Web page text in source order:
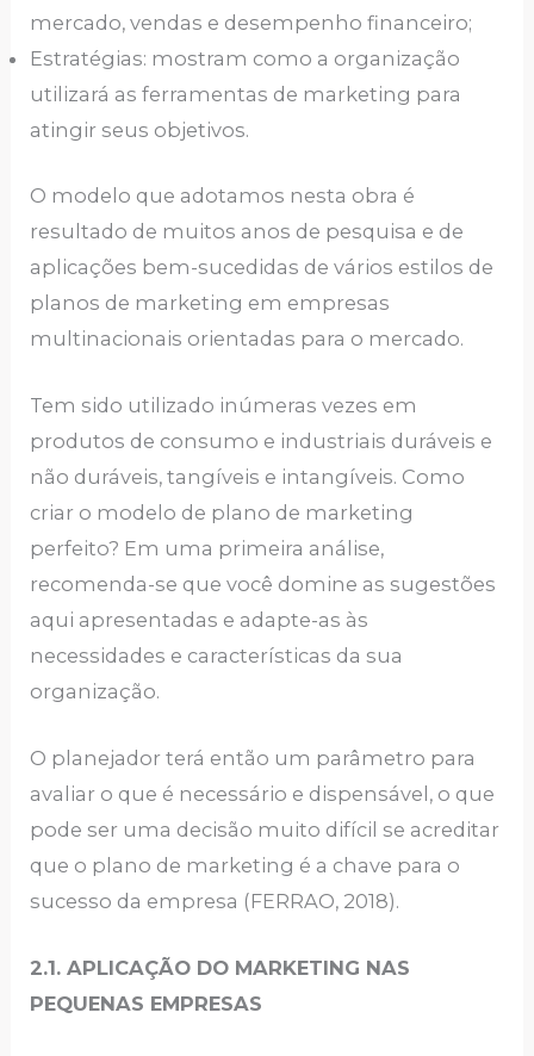
mercado, vendas e desempenho financeiro;
Estratégias: mostram como a organização
utilizará as ferramentas de marketing para
atingir seus objetivos.
O modelo que adotamos nesta obra é
resultado de muitos anos de pesquisa e de
aplicações bem-sucedidas de vários estilos de
planos de marketing em empresas
multinacionais orientadas para o mercado.
Tem sido utilizado inúmeras vezes em
produtos de consumo e industriais duráveis e
não duráveis, tangíveis e intangíveis. Como
criar o modelo de plano de marketing
perfeito? Em uma primeira análise,
recomenda-se que você domine as sugestões
aqui apresentadas e adapte-as às
necessidades e características da sua
organização.
O planejador terá então um parâmetro para
avaliar o que é necessário e dispensável, o que
pode ser uma decisão muito difícil se acreditar
que o plano de marketing é a chave para o
sucesso da empresa (FERRAO, 2018).
2.1. APLICAÇÃO DO MARKETING NAS
PEQUENAS EMPRESAS